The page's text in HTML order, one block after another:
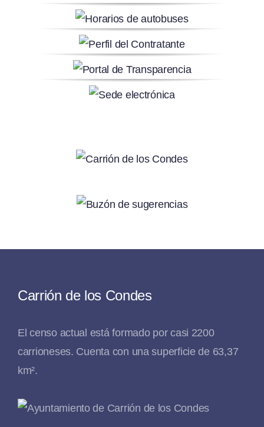
Carrión de los Condes
El censo actual está formado por casi 2200
carrioneses. Cuenta con una superficie de 63,37
km².